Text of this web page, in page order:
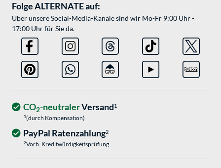
Folge ALTERNATE auf:
Über unsere Social-Media-Kanäle sind wir Mo-Fr 9:00 Uhr -
17:00 Uhr für Sie da.
CO2-neutralerVersand1
1(durch Kompensation)
PayPal Ratenzahlung2
2Vorb. Kreditwürdigkeitsprüfung